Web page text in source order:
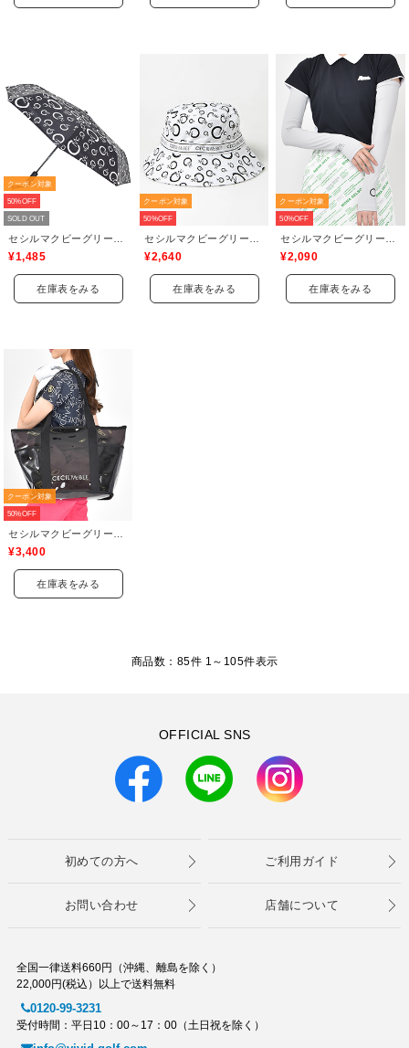
クーポン対象
50%OFF
SOLD OUT
¥1,485
在庫表をみる
クーポン対象
50%OFF
¥2,640
在庫表をみる
クーポン対象
50%OFF
¥2,090
在庫表をみる
クーポン対象
50%OFF
¥3,400
在庫表をみる
商品数：85件 1～ 105件表示
OFFICIAL SNS
初めての方へ ご利用ガイド
お問い合わせ 店舗について
全国一律送料660円（沖縄、離島を除く）
22,000円(税込）以上で送料無料
0120-99-3231
受付時間：平日10：00～17：00（土日祝を除く）